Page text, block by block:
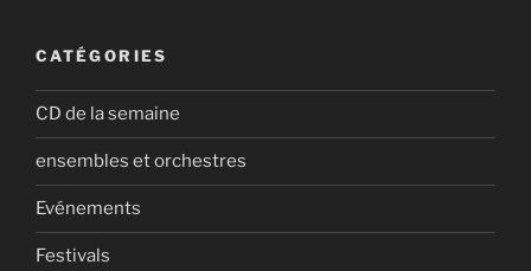
CATÉGORIES
CD de la semaine
ensembles et orchestres
Evénements
Festivals